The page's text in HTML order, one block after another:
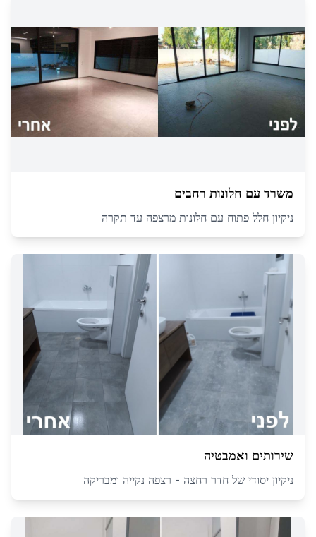
משרד עם חלונות רחבים
ניקיון חלל פתוח עם חלונות מרצפה עד תקרה
שירותים ואמבטיה
ניקיון יסודי של חדר רחצה - רצפה נקייה ומבריקה